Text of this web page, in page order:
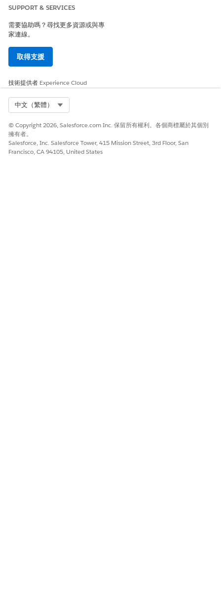
是
SUPPORT & SERVICES
需要協助嗎？尋找更多資源或與專
家連線。
取得支援
技術提供者 Experience Cloud
中文（繁體）
© Copyright 2026, Salesforce.com Inc. 保留所有權利。各個商標屬於其個別
擁有者。
Salesforce, Inc. Salesforce Tower, 415 Mission Street, 3rd Floor, San
Francisco, CA 94105, United States